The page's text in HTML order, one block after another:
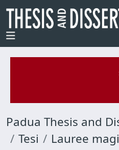
Padua Thesis and
Tesi
Lauree